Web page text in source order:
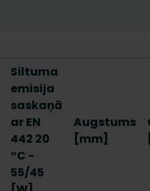
Siltuma
emisija
saskaņā
ar EN
442 20
°C -
55/45
Augstums
[mm]